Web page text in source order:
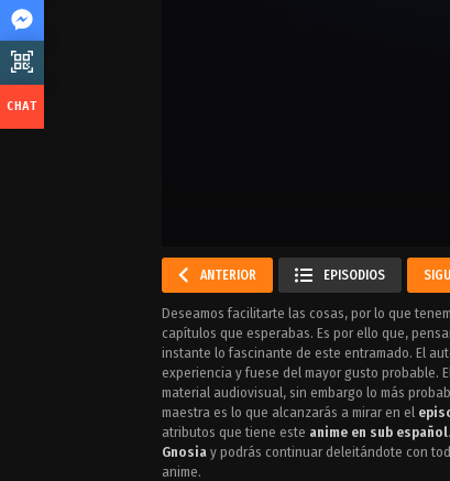
ANTERIOR EPISODIOS
Deseamos facilitarte las cosas, por lo que
capítulos que esperabas. Es por ello que,
instante lo fascinante de este entramado. El
experiencia y fuese del mayor gusto probable.
material audiovisual, sin embargo lo más
maestra es lo que alcanzarás a mirar en el
atributos que tiene este anime en sub español
Gnosia y podrás continuar deleitándote con
anime.